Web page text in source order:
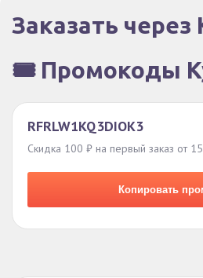
Заказать через
🎟️ Промокоды
RFRLW1KQ3DIOK3
Скидка 100 ₽ на первый заказ от